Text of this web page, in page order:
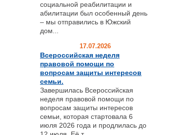
социальной реабилитации и
абилитации был особенный день
– мы отправились в Южский
дом...
17.07.2026
Всероссийская неделя
правовой помощи по
вопросам защиты интересов
семьи.
Завершилась Всероссийская
неделя правовой помощи по
вопросам защиты интересов
семьи, которая стартовала 6
июля 2026 года и продлилась до